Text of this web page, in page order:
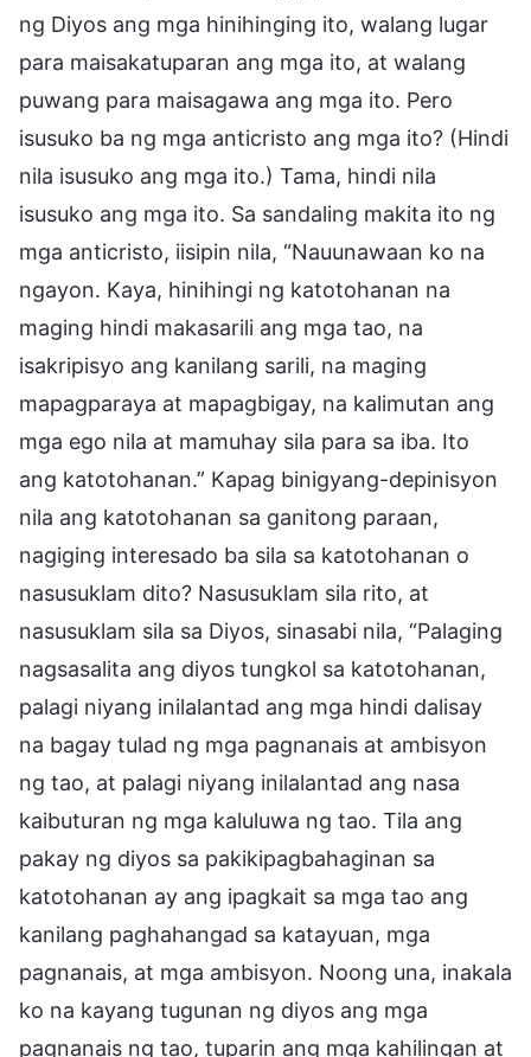
ng Diyos ang mga hinihinging ito, walang lugar
para maisakatuparan ang mga ito, at walang
puwang para maisagawa ang mga ito. Pero
isusuko ba ng mga anticristo ang mga ito? (Hindi
nila isusuko ang mga ito.) Tama, hindi nila
isusuko ang mga ito. Sa sandaling makita ito ng
mga anticristo, iisipin nila, “Nauunawaan ko na
ngayon. Kaya, hinihingi ng katotohanan na
maging hindi makasarili ang mga tao, na
isakripisyo ang kanilang sarili, na maging
mapagparaya at mapagbigay, na kalimutan ang
mga ego nila at mamuhay sila para sa iba. Ito
ang katotohanan.” Kapag binigyang-depinisyon
nila ang katotohanan sa ganitong paraan,
nagiging interesado ba sila sa katotohanan o
nasusuklam dito? Nasusuklam sila rito, at
nasusuklam sila sa Diyos, sinasabi nila, “Palaging
nagsasalita ang diyos tungkol sa katotohanan,
palagi niyang inilalantad ang mga hindi dalisay
na bagay tulad ng mga pagnanais at ambisyon
ng tao, at palagi niyang inilalantad ang nasa
kaibuturan ng mga kaluluwa ng tao. Tila ang
pakay ng diyos sa pakikipagbahaginan sa
katotohanan ay ang ipagkait sa mga tao ang
kanilang paghahangad sa katayuan, mga
pagnanais, at mga ambisyon. Noong una, inakala
ko na kayang tugunan ng diyos ang mga
pagnanais ng tao, tuparin ang mga kahilingan at